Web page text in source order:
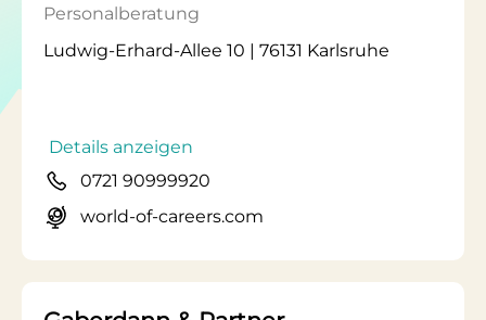
Personalberatung
Ludwig-Erhard-Allee 10 | 76131 Karlsruhe
Details anzeigen
0721 90999920
world-of-careers.com